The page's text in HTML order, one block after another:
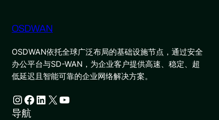
OSDWAN
OSDWAN依托全球广泛布局的基础设施节点，通过安全
办公平台与SD-WAN，为企业客户提供高速、稳定、超
低延迟且智能可靠的企业网络解决方案。
Instagram Facebook LinkedIn X YouTube
导航